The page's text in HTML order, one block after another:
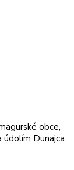
obce,
Dunajca.